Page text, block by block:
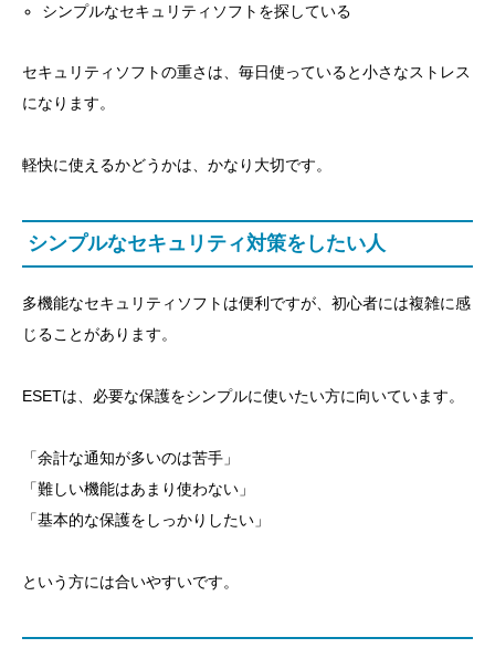
シンプルなセキュリティソフトを探している
セキュリティソフトの重さは、毎日使っていると小さなストレス
になります。
軽快に使えるかどうかは、かなり大切です。
シンプルなセキュリティ対策をしたい人
多機能なセキュリティソフトは便利ですが、初心者には複雑に感
じることがあります。
ESETは、必要な保護をシンプルに使いたい方に向いています。
「余計な通知が多いのは苦手」
「難しい機能はあまり使わない」
「基本的な保護をしっかりしたい」
という方には合いやすいです。